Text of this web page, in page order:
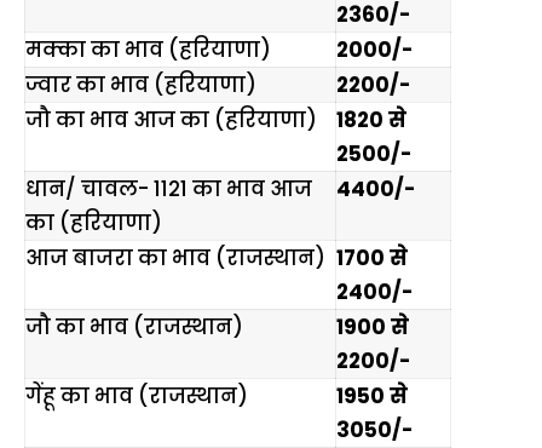
2360/-
मक्का का भाव (हरियाणा)
2000/-
ज्वार का भाव (हरियाणा)
2200/-
जौ का भाव आज का (हरियाणा) 1820 से
2500/-
धान/ चावल- 1121 का भाव आज
का (हरियाणा)
4400/-
आज बाजरा का भाव (राजस्थान) 1700 से
2400/-
जौका भाव (राजस्थान) 1900 से
2200/-
गेंहू का भाव (राजस्थान) 1950 से
3050/-